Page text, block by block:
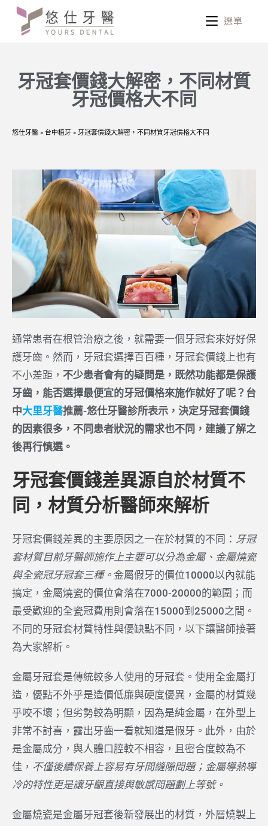
選單
牙冠套價錢大解密，不同材質
牙冠價格大不同
悠仕牙醫 » 台中植牙 » 牙冠套價錢大解密，不同材質牙冠價格大不同
通常患者在根管治療之後，就需要一個牙冠套來好好保
護牙齒。然而，牙冠套選擇百百種，牙冠套價錢上也有
不小差距， 不少患者會有的疑問是，既然功能都是保護
牙齒，能否選擇最便宜的牙冠價格來施作就好了呢？台
中大里牙醫推薦-悠仕牙醫診所表示，決定牙冠套價錢
的因素很多，不同患者狀況的需求也不同，建議了解之
後再行慎選。
牙冠套價錢差異源自於材質不
同，材質分析醫師來解析
牙冠套價錢差異的主要原因之一在於材質的不同： 牙冠
套材質目前牙醫師施作上主要可以分為金屬、金屬燒瓷
與全瓷冠牙冠套三種。 金屬假牙的價位10000以內就能
搞定，金屬燒瓷的價位會落在7000-20000的範圍；而
最受歡迎的全瓷冠費用則會落在15000到25000之間。
不同的牙冠套材質特性與優缺點不同，以下讓醫師接著
為大家解析。
金屬牙冠套是傳統較多人使用的牙冠套。使用全金屬打
造，優點不外乎是造價低廉與硬度優異，金屬的材質幾
乎咬不壞；但劣勢較為明顯，因為是純金屬，在外型上
非常不討喜，露出牙齒一看就知道是假牙。此外，由於
是金屬成分，與人體口腔較不相容，且密合度較為不
佳， 不僅後續保養上容易有牙間縫隙問題；金屬導熱導
冷的特性更是讓牙齦直接與敏感問題劃上等號。
金屬燒瓷是金屬牙冠套後新發展出的材質，外層燒製上